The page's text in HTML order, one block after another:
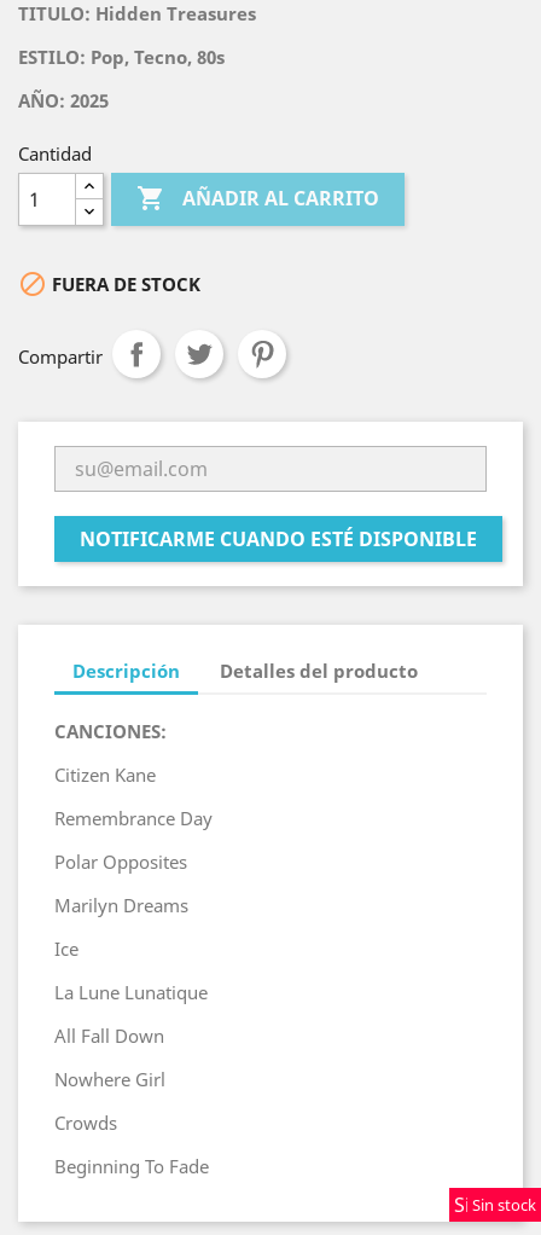
Sin stock
Sin stock
Sin stock
TITULO: Hidden Treasures
ESTILO: Pop, Tecno, 80s
AÑO: 2025
Cantidad
 AÑADIR AL CARRITO
 FUERA DE STOCK
Compartir
NOTIFICARME CUANDO ESTÉ DISPONIBLE
Descripción Detalles del producto
CANCIONES:
Citizen Kane
Remembrance Day
Polar Opposites
Marilyn Dreams
Ice
La Lune Lunatique
All Fall Down
Nowhere Girl
Crowds
Beginning To Fade